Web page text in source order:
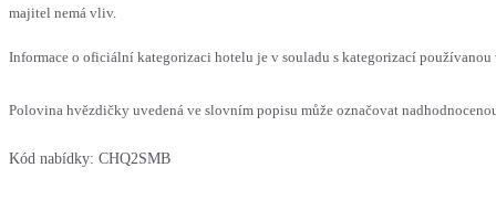
majitel nemá vliv.
Informace o oficiální kategorizaci hotelu je v souladu s kategorizací
Polovina hvězdičky uvedená ve slovním popisu může označovat
Kód nabídky: CHQ2SMB